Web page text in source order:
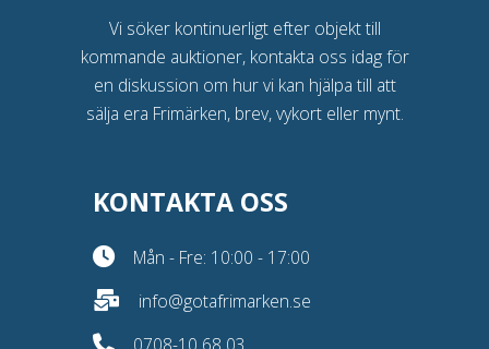
Vi söker kontinuerligt efter objekt till
kommande auktioner, kontakta oss idag för
en diskussion om hur vi kan hjälpa till att
sälja era Frimärken, brev, vykort eller mynt.
KONTAKTA OSS
Mån - Fre: 10:00 - 17:00
info@gotafrimarken.se